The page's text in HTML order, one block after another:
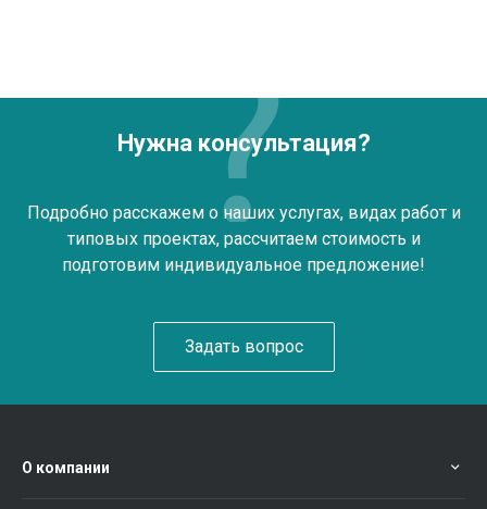
Нужна консультация?
Подробно расскажем о наших услугах, видах работ и
типовых проектах, рассчитаем стоимость и
подготовим индивидуальное предложение!
Задать вопрос
О компании